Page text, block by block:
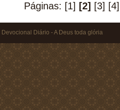
Páginas: [1] [2] [3] [4]
Diário - A Deus toda glória